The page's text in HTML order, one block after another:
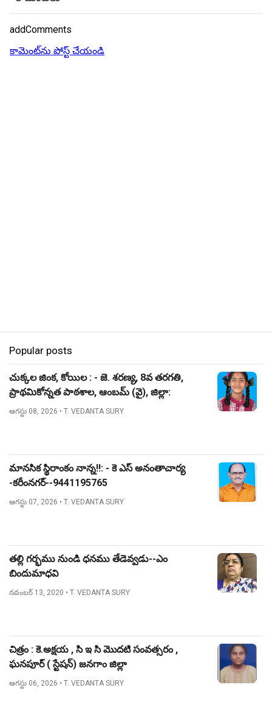
addComments
కామెంట్‌ను పోస్ట్ చేయండి
Popular posts
చుక్కల జింక, కోయిల : - జె. శరణ్య, 8వ తరగతి,
ప్రాథమికోన్నత పాఠశాల, ఆంబమ్ (వై), జిల్లా:
నిజామాబాద్.
ఆగస్టు 08, 2026 • T. VEDANTA SURY
మానసిక స్థిరాంకం నాన్న!!: - కె ఎస్ అనంతాచార్య
-కరీంనగర్--9441195765
ఆగస్టు 07, 2026 • T. VEDANTA SURY
తల్లి గర్భము నుండి ధనము తేడెవ్వడు--ఎం
బిందుమాధవి
నవంబర్ 13, 2020 • T. VEDANTA SURY
చిత్రం : కె.అక్షయ , సి ఇ సి మొదటి సంవత్సరం ,
ఘనపూర్ ( స్టేషన్) జనగాం జిల్లా
ఆగస్టు 06, 2026 • T. VEDANTA SURY